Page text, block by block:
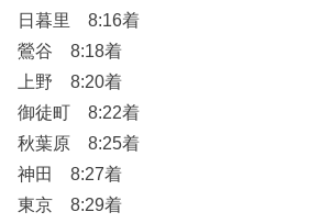
日暮里 8:16着
鶯谷 8:18着
上野 8:20着
御徒町 8:22着
秋葉原 8:25着
神田 8:27着
東京 8:29着